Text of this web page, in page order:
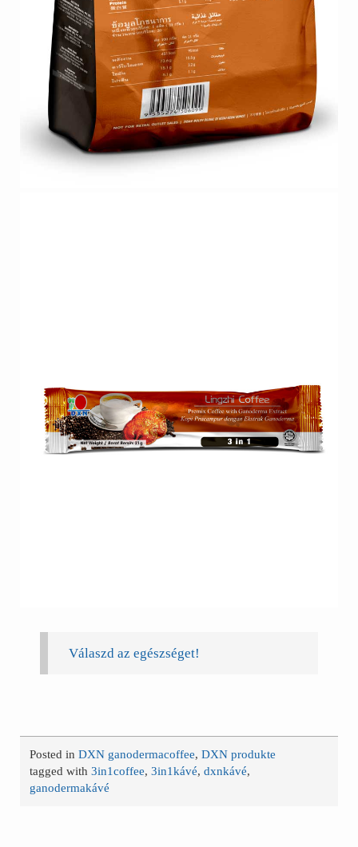
Válaszd az egészséget!
Posted inDXN ganodermacoffee,DXN produkte
tagged with3in1coffee,3in1kávé,dxnkávé,
ganodermakávé